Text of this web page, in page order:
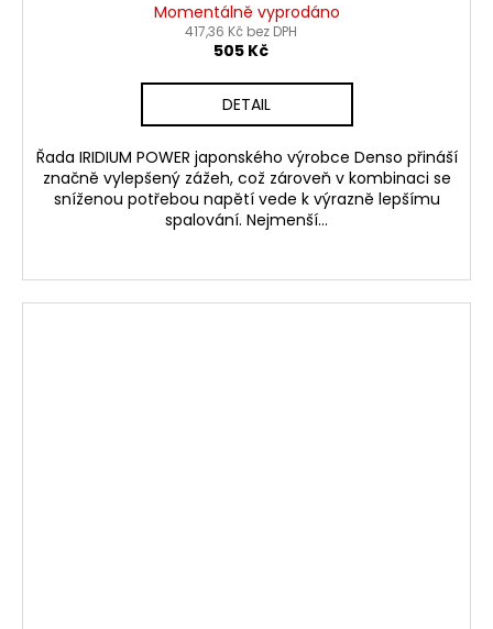
Momentálně vyprodáno
417,36 Kč bez DPH
505 Kč
DETAIL
Řada IRIDIUM POWER japonského výrobce Denso přináší
značně vylepšený zážeh, což zároveň v kombinaci se
sníženou potřebou napětí vede k výrazně lepšímu
spalování. Nejmenší...